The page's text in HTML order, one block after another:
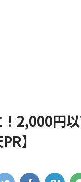
2,000円
】